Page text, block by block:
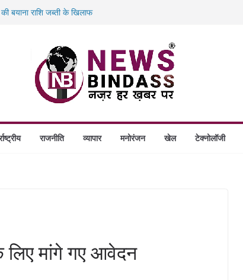
बयाना राशि जब्ती के खिलाफ
हर विकासखंड के 10 उत्कृष्ट गोठानों
13 म्यूल बैंक खाताधारक गिरफ्तार
राजनीति व्यापार मनोरंजन खेल टेक्नोलॉजी
लिए मांगे गए आवेदन